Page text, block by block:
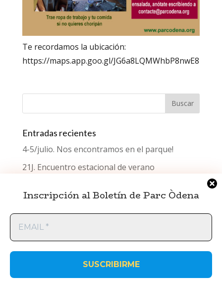
Te recordamos la ubicación:
https://maps.app.goo.gl/JG6a8LQMWhbP8nwE8
Inscripción al Boletín de Parc Òdena
EMAIL
Entradas recientes
4-5/julio. Nos encontramos en el parque!
21J. Encuentro estacional de verano
Encuentro estacional de primavera
Encuentro estacional de invierno